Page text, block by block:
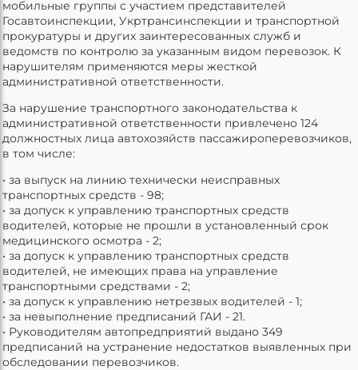
мобильные группы с участием представителей
Госавтоинспекции, Укртрансинспекции и транспортной
прокуратуры и других заинтересованных служб и
ведомств по контролю за указанным видом перевозок. К
нарушителям применяются меры жесткой
административной ответственности.
За нарушение транспортного законодательства к
административной ответственности привлечено 124
должностных лица автохозяйств пассажироперевозчиков,
в том числе:
• за выпуск на линию технически неисправных
транспортных средств - 98;
• за допуск к управлению транспортных средств
водителей, которые не прошли в установленный срок
медицинского осмотра - 2;
• за допуск к управлению транспортных средств
водителей, не имеющих права на управление
транспортными средствами - 2;
• за допуск к управлению нетрезвых водителей - 1;
• за невыполнение предписаний ГАИ - 21.
• Руководителям автопредприятий выдано 349
предписаний на устранение недостатков выявленных при
обследовании перевозчиков.